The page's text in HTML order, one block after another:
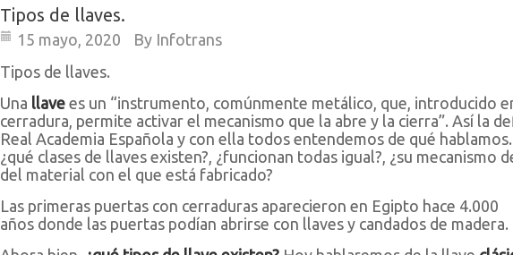
Tipos de llaves.
15 mayo, 2020 By Infotrans
Tipos de llaves.
Una llave es un “instrumento, comúnmente metálico, que, introducido
cerradura, permite activar el mecanismo que la abre y la cierra”. Así la
Real Academia Española y con ella todos entendemos de qué hablamos.
¿qué clases de llaves existen?, ¿funcionan todas igual?, ¿su mecanismo
del material con el que está fabricado?
Las primeras puertas con cerraduras aparecieron en Egipto hace 4.000
años donde las puertas podían abrirse con llaves y candados de madera.